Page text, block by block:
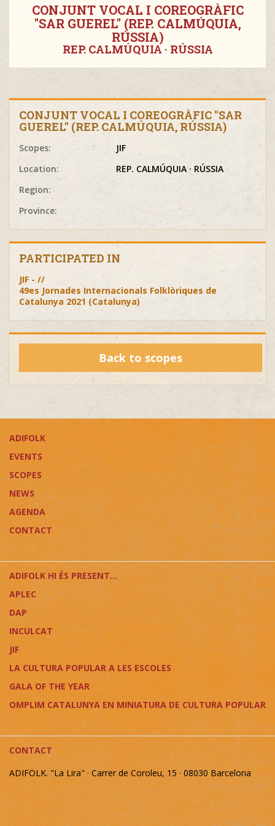
CONJUNT VOCAL I COREOGRÀFIC
"SAR GUEREL" (REP. CALMÚQUIA,
RÚSSIA)
REP. CALMÚQUIA · RÚSSIA
CONJUNT VOCAL I COREOGRÀFIC "SAR
GUEREL" (REP. CALMÚQUIA, RÚSSIA)
Scopes:
JIF
Location:
REP. CALMÚQUIA · RÚSSIA
Region:
Province:
PARTICIPATED IN
JIF - //
49es Jornades Internacionals Folklòriques de
Catalunya 2021 (Catalunya)
Back to scopes
ADIFOLK
EVENTS
SCOPES
NEWS
AGENDA
CONTACT
ADIFOLK HI ÉS PRESENT...
APLEC
DAP
INCULCAT
JIF
LA CULTURA POPULAR A LES ESCOLES
GALA OF THE YEAR
OMPLIM CATALUNYA EN MINIATURA DE CULTURA POPULAR
CONTACT
ADIFOLK. "La Lira" · Carrer de Coroleu, 15 · 08030 Barcelona